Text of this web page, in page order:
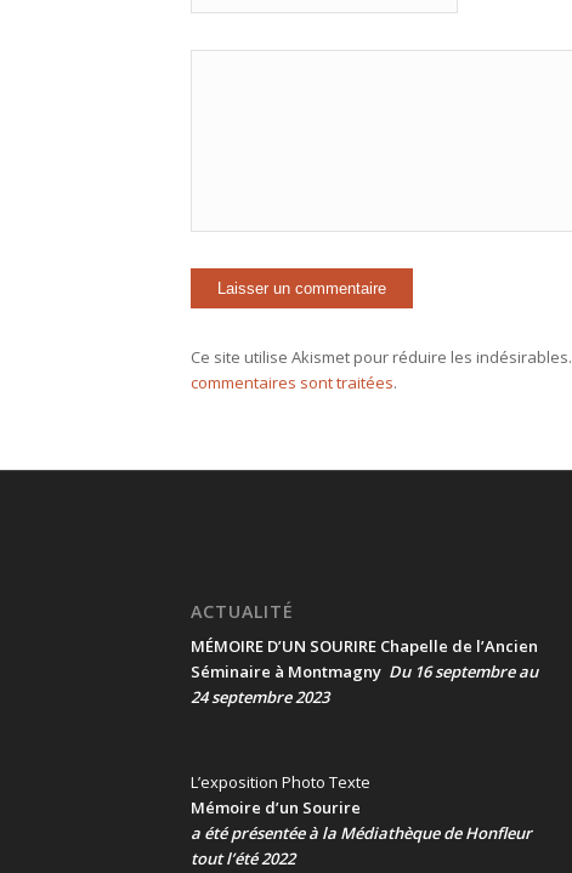
Ce site utilise Akismet pour réduire les indésirables.
commentaires sont traitées.
ACTUALITÉ
MÉMOIRE D’UN SOURIRE Chapelle de l’Ancien
Séminaire à Montmagny Du 16 septembre au
24 septembre 2023
L’exposition Photo Texte
Mémoire d’un Sourire
a été présentéeà la Médiathèque de Honfleur
tout l’été 2022